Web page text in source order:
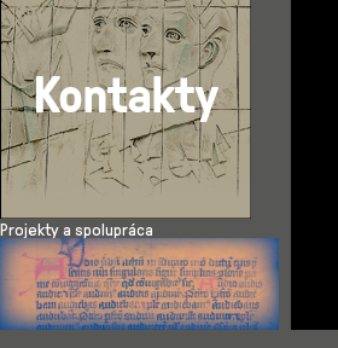
Projekty a spolupráca